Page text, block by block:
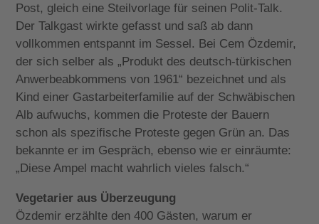
Post, gleich eine Steilvorlage für seinen Polit-Talk.
Der Talkgast wirkte gefasst und saß ab dann
vollkommen entspannt im Sessel. Bei Cem Özdemir,
der sich selber als „Produkt des deutsch-türkischen
Anwerbeabkommens von 1961“ bezeichnet und als
Kind einer Gastarbeiterfamilie auf der Schwäbischen
Alb aufwuchs, kommen die Proteste der Bauern
schon als spezifische Proteste gegen Grün an. Das
bekannte er im Gespräch, ebenso wie er einräumte:
„Diese Ampel macht wahrlich vieles falsch.“
Vegetarier aus Überzeugung
Özdemir erzählte den 400 Gästen, warum er